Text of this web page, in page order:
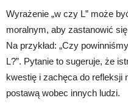
Wyrażenie „w czy L” może
moralnym, aby zastanowić
Na przykład: „Czy
L?”. Pytanie to sugeruje, że
kwestię i zachęca do refleksji
postawą wobec innych ludzi.